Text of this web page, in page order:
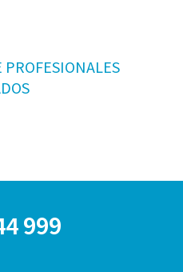
PROFESIONALES
999